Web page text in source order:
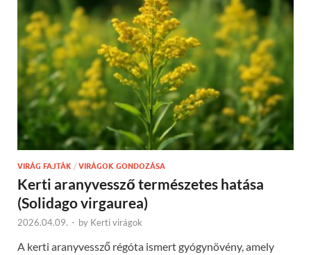
VIRÁG FAJTÁK / VIRÁGOK GONDOZÁSA
Kerti aranyvessző természetes hatása
(Solidago virgaurea)
2026.04.09. - by Kerti virágok
A kerti aranyvessző régóta ismert gyógynövény, amely